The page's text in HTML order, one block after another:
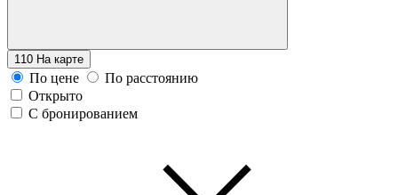
110 На карте
По цене
По расстоянию
Открыто
С бронированием